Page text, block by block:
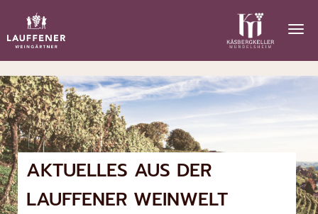
AKTUELLES AUS DER
LAUFFENER WEINWELT